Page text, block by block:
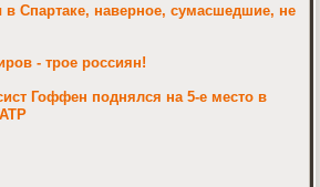
Спартаке, наверное, сумасшедшие, не
- трое россиян!
Гоффен поднялся на 5-е место в